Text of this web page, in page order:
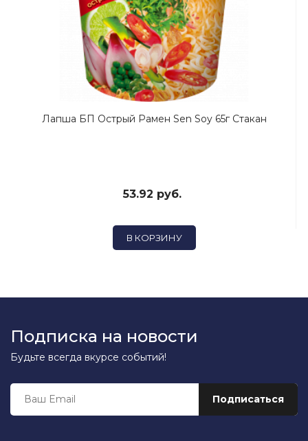
Лапша БП Острый Рамен Sen Soy 65г Стакан
53.92 руб.
В КОРЗИНУ
Подписка на новости
Будьте всегда вкурсе событий!